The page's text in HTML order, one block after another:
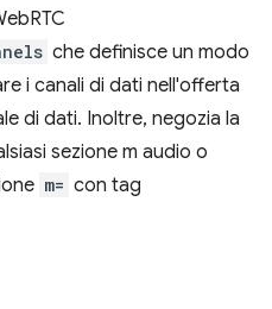
che definisce un modo
i canali di dati nell'offerta
di dati. Inoltre, negozia la
sezione m audio o
m= con tag